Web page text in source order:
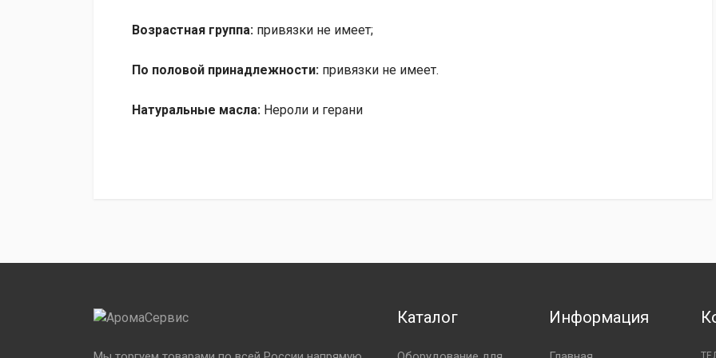
Возрастная группа: привязки не имеет;
По половой принадлежности: привязки не имеет.
Натуральные масла: Нероли и герани
Количество аромата
Крышка дерево
Каталог Информация